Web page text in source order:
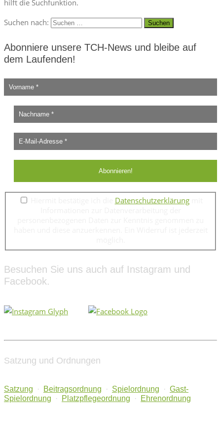
hilft die Suchfunktion.
Suchen nach:
Abonniere unsere TCH-News und bleibe auf
dem Laufenden!
Datenschutzerklärungmit
Besuchen Sie uns auch auf Instagram und
Facebook.
Satzung und Ordnungen
Satzung · Beitragsordnung · Spielordnung · Gast-
Spielordnung
· Platzpflegeordnung · Ehrenordnung